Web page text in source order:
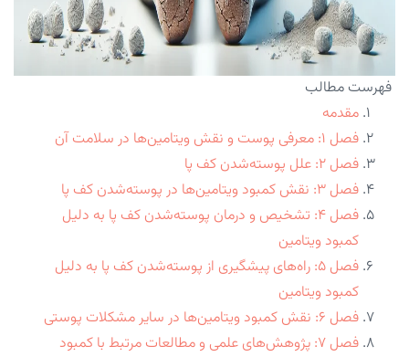
فهرست مطالب
مقدمه
فصل ۱: معرفی پوست و نقش ویتامین‌ها در سلامت آن
فصل ۲: علل پوسته‌شدن کف پا
فصل ۳: نقش کمبود ویتامین‌ها در پوسته‌شدن کف پا
فصل ۴: تشخیص و درمان پوسته‌شدن کف پا به دلیل
کمبود ویتامین
فصل ۵: راه‌های پیشگیری از پوسته‌شدن کف پا به دلیل
کمبود ویتامین
فصل ۶: نقش کمبود ویتامین‌ها در سایر مشکلات پوستی
فصل ۷: پژوهش‌های علمی و مطالعات مرتبط با کمبود